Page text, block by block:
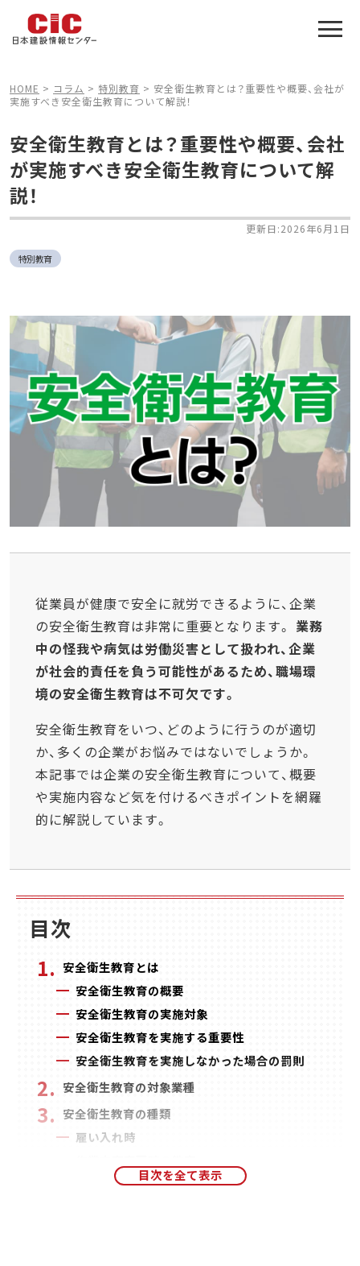
HOME > コラム > 特別教育 > 安全衛生教育とは？重要性や概要、会社が
実施すべき安全衛生教育について解説！
安全衛生教育とは？重要性や概要、会社
が実施すべき安全衛生教育について解
説！
更新日:2026年6月1日
特別教育
従業員が健康で安全に就労できるように、企業
の安全衛生教育は非常に重要となります。 業務
中の怪我や病気は労働災害として扱われ、企業
が社会的責任を負う可能性があるため、職場環
境の安全衛生教育は不可欠です。
安全衛生教育をいつ、どのように行うのが適切
か、多くの企業がお悩みではないでしょうか。
本記事では企業の安全衛生教育について、概要
や実施内容など気を付けるべきポイントを網羅
的に解説しています。
目次
安全衛生教育とは
安全衛生教育の概要
安全衛生教育の実施対象
安全衛生教育を実施する重要性
安全衛生教育を実施しなかった場合の罰則
安全衛生教育の対象業種
安全衛生教育の種類
雇い入れ時
特別教育